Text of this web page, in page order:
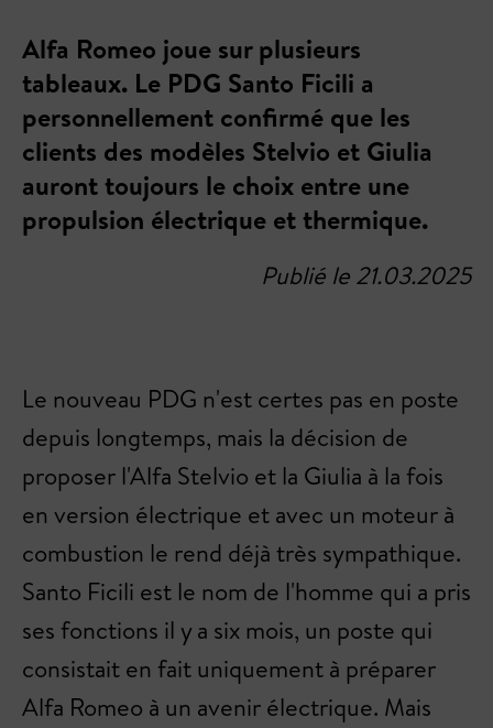
Alfa Romeo joue sur plusieurs
tableaux. Le PDG Santo Ficili a
personnellement confirmé que les
clients des modèles Stelvio et Giulia
auront toujours le choix entre une
propulsion électrique et thermique.
Publié le 21.03.2025
Le nouveau PDG n'est certes pas en poste
depuis longtemps, mais la décision de
proposer l'Alfa Stelvio et la Giulia à la fois
en version électrique et avec un moteur à
combustion le rend déjà très sympathique.
Santo Ficili est le nom de l'homme qui a pris
ses fonctions il y a six mois, un poste qui
consistait en fait uniquement à préparer
Alfa Romeo à un avenir électrique. Mais